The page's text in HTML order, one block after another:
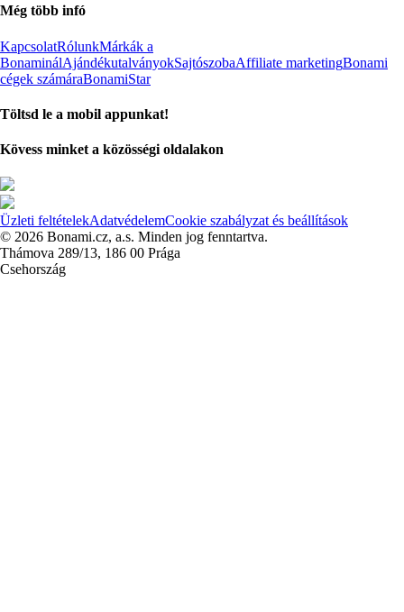
Még több infó
KapcsolatRólunkMárkák a
BonaminálAjándékutalványokSajtószobaAffiliate marketingBonami
cégek számáraBonamiStar
Töltsd le a mobil appunkat!
Kövess minket a közösségi oldalakon
Üzleti feltételekAdatvédelemCookie szabályzat és beállítások
© 2026 Bonami.cz, a.s. Minden jog fenntartva.
Thámova 289/13, 186 00 Prága
Csehország